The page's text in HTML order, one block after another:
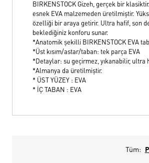
BIRKENSTOCK Gizeh, gerçek bir
esnek EVA malzemeden üretilmiştir.
özelliği bir araya getirir. Ultra hafif, son
beklediğiniz konforu sunar.
*Anatomik şekilli BIRKENSTOCK EVA
*Üst kısım/astar/taban: tek parça EVA
*Detaylar: su geçirmez, yıkanabilir, ultra
*Almanya da üretilmiştir.
* ÜST YÜZEY : EVA
* İÇ TABAN : EVA
Tüm: